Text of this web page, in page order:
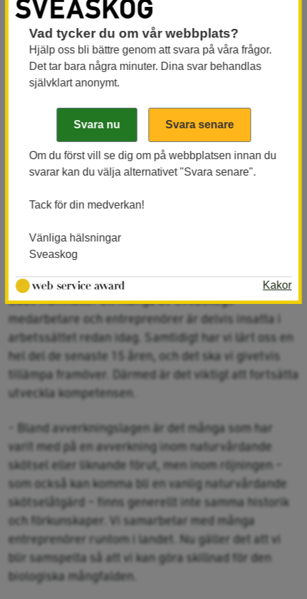
naturvårdande skötsel. Där planerar Sveaskog att
genomföra en rad åtgärder under de närmaste fem
åren.
- Det är jätteroligt att skogar med naturvårdande
efterlängtat. Naturvårdande skötsel är inspirerande
eftersom du får tänka lite annorlunda, säger Babs
Stuiver, hållbarhetsansvarig i Sveaskogs
marknadsområde Syd, och tillägger:
- Sedan är det viktigt att vi gör det i samma takt som
naturvårdsinsatserna med produktionen. Särskilt
om vi ska öka målen framöver.
Babs framhåller att många av Sveaskogs
medarbetare och entreprenörer är delvis insatta i
arbetssättet redan idag. Samtidigt har vi lärt oss en
hel del de senaste 15 åren, och det ska vi givetvis
tillämpa framöver. Därmed är det viktigt att fortsätta
utveckla kompetensen.
- Bland avverkningslagen är det många som har
varit med på en avverkning inom naturvårdande
skötsel eller liknande förut, men inom röjningen –
som också kan komma bli en vanlig naturvårdande
skötselåtgärd – finns generellt inte samma historik
och förkunskaper. Vi samarbetar med många
entreprenörer runtom i landet. Nu gäller det att vi
blir samspelta så att vi kan göra skillnad för den
biologiska mångfalden.
Vad tycker du om vår webbplats?
Hjälp oss bli bättre genom att svara på våra frågor.
Det tar bara några minuter. Dina svar behandlas
självklart anonymt.
Om du först vill se dig om på webbplatsen innan du
svarar kan du välja alternativet "Svara senare".
Tack för din medverkan!
Vänliga hälsningar
Sveaskog
Kakor